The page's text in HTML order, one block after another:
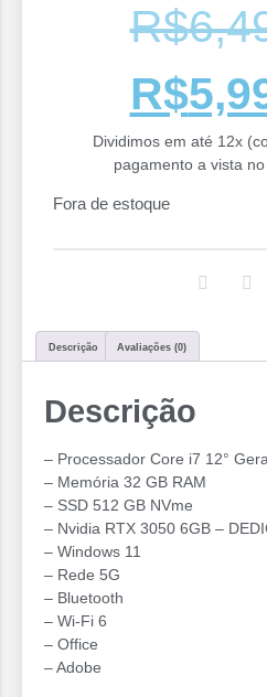
R$
R$
Dividimos em até 12x
pagamento a vista
Fora de estoque
Descrição Avaliações (0)
Descrição
– Processador Core i7 12°
– Memória 32 GB RAM
– SSD 512 GB NVme
– Nvidia RTX 3050 6GB –
– Windows 11
– Rede 5G
– Bluetooth
– ⁠Wi-Fi 6
– Office
– Adobe